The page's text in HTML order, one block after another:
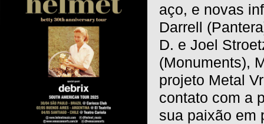
aço, e novas
Darrell
D. e Joel
(Monuments),
projeto Metal
contato com a
sua paixão em